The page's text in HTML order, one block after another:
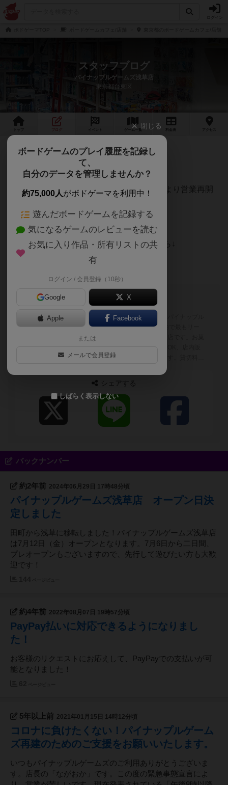
スタッフブログ
パイナップルゲームズ浅草店
東京都台東区
ゲーム 一覧 料金 アクセス
営業再開のお知らせ！
大変お待たせいたしました！
パイナップルゲームズは6月1日（月）13時より営業再開
6月1日（月）からのお席の予約はこちらから↓
https://pineapple7games.com/yoyaku.php
このブログの投稿者
東京都台東区のボードゲームカフェ、パイナップル
ゲームズ浅草店の店長です！ 自称都内で最もリー
ズナブルにボードゲームを楽しめるお店です。お菓
売の飲食物もお手軽価格になっています。貸切料金
が安価なので、中規模のイベントを開催するのにも
シェアする
バックナンバー
約2年前 2024年06月29日 17時48分頃
パイナップルゲームズ浅草店 オープン日決
定しました
田町から浅草に移転しました！パイナップルゲームズ浅草店
は7月12日（金）オープンとなります。7月6日から二日間、
プレオープンもございますので、先行して遊びたい方も大歓
迎です！
約4年前 2022年08月07日 19時57分頃
PayPay払いに対応できるようになりまし
た！
お客様のリクエストにお応えして、PayPayでの支払いが可
能となりました！
5年以上前 2021年01月15日 14時12分頃
コロナに負けたくない！パイナップルゲーム
ズ再建のためのご支援をお願いいたします。
いつもパイナップルゲームズのご利用ありがとうございま
す。店長の「ながおか」です。この度の緊急事態宣言によ
閉じる
ボードゲームのプレイ履歴を記録し
て、
自分のデータを管理しませんか？
約75,000人がボドゲーマを利用中！
遊んだボードゲームを記録する
気になるゲームのレビューを読む
お気に入り作品・所有リストの共
有
ログイン / 会員登録（10秒）
Google X
Apple Facebook
または
メールで会員登録
しばらく表示しない